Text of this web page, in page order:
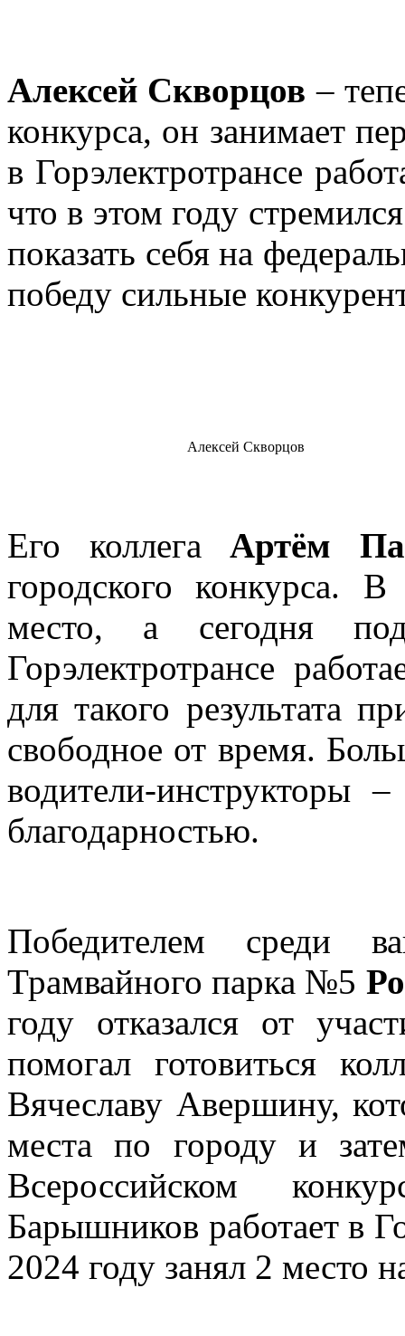
Алексей Скворцов–
конкурса, он занимает
в Горэлектротрансе
что в этом году
показать себя на
победу сильные
Алексей Скворцов
Его коллега Артём
городского конкурса.
место, а сегодня
Горэлектротрансе
для такого результата
свободное от время.
водители-инструкторы
благодарностью.
Победителем среди
Трамвайного парка №5
году отказался от
помогал готовиться
Вячеславу Авершину,
места по городу и
Всероссийском
Барышников работает в
2024 году занял 2 место